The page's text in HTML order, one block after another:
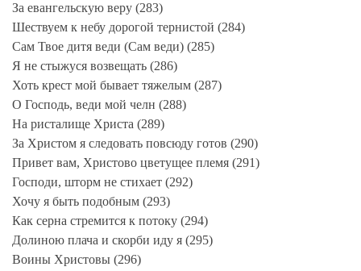
За евангельскую веру (283)
Шествуем к небу дорогой тернистой (284)
Сам Твое дитя веди (Сам веди) (285)
Я не стыжуся возвещать (286)
Хоть крест мой бывает тяжелым (287)
О Господь, веди мой челн (288)
На ристалище Христа (289)
За Христом я следовать повсюду готов (290)
Привет вам, Христово цветущее племя (291)
Господи, шторм не стихает (292)
Хочу я быть подобным (293)
Как серна стремится к потоку (294)
Долиною плача и скорби иду я (295)
Воины Христовы (296)